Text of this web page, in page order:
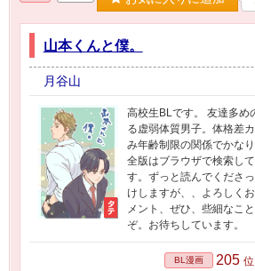
山本くんと僕。
月谷山
高校生BLです。 友達多め
る虚弱体質男子。体格差
み年齢制限の関係でかな
全版はブラウザで検索し
す。ずっと読んでくださ
けしますが、、よろしく
メント、ぜひ、些細なこ
ぞ。お待ちしています。
BL漫画 205